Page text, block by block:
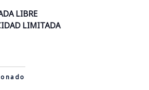
LIBRE
LIMITADA